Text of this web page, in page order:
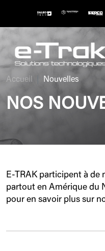
Accueil Nouvelles
NOS
E-TRAK participent à de
partout en Amérique du
pour en savoir plus sur